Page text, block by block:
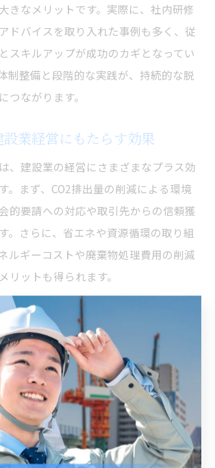
きなメリットです。実際に、社内研修
ドバイスを取り入れた事例も多く、従
スキルアップが成功のカギとなってい
制整備と段階的な実践が、持続的な脱
つながります。
業経営にもたらす効果
、建設業の経営にさまざまなプラス効
。まず、CO2排出量の削減による環境
的要請への対応や取引先からの信頼獲
。さらに、省エネや資源循環の取り組
ルギーコストや廃棄物処理費用の削減
リットも得られます。
ニュートラルへの積極的な取り組みを
の入札要件や新規取引先の選定基準に
経営戦略上の競争力強化にも直結して
業員のモチベーション向上や人材確保
るため、長期的な事業継続性の確保に
れらの効果を最大限に引き出すために
一体となった脱炭素推進が不可欠で